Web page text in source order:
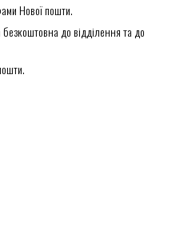
Нової пошти.
до відділення та до